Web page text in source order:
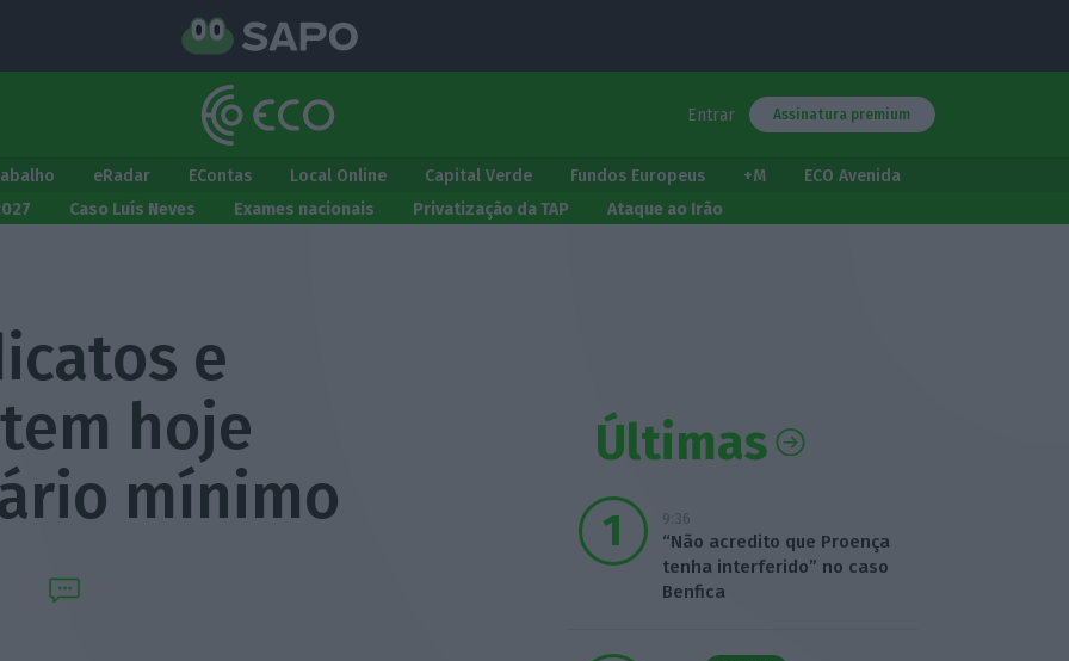
Entrar Assinatura premium
eRadar EContas Local Online Capital Verde Fundos Europeus +M
ECO Avenida
Caso Luís Neves Exames nacionais Privatização da TAP Ataque ao Irão
e
hoje
mínimo
Últimas
9:36
“Não acredito que Proença
tenha interferido” no caso
Benfica